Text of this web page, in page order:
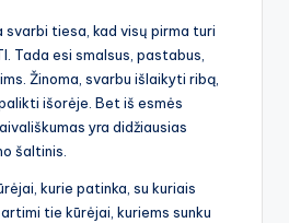
tiesa, kad visų pirma turi
Tada esi smalsus, pastabus,
Žinoma, svarbu išlaikyti ribą,
išorėje. Bet iš esmės
yra didžiausias
šaltinis.
kurie patinka, su kuriais
tie kūrėjai, kuriems sunku